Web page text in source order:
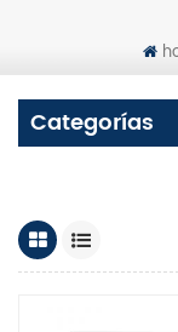
Categorías